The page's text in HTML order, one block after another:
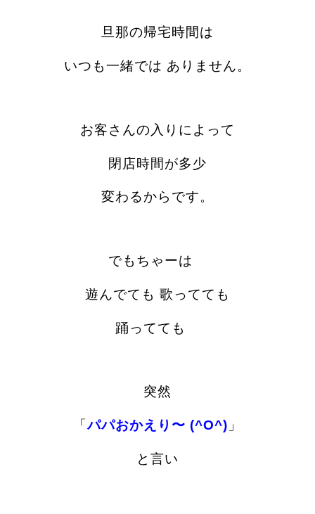
旦那の帰宅時間は
いつも一緒では ありません。
お客さんの入りによって
閉店時間が多少
変わるからです。
でもちゃーは
遊んでても 歌ってても
踊ってても
突然
「パパおかえり〜 (^O^) 」
と言い